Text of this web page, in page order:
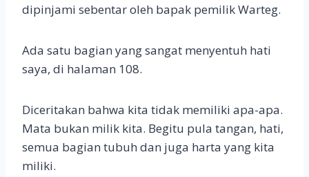
dipinjami sebentar oleh bapak pemilik Warteg.
Ada satu bagian yang sangat menyentuh hati
saya, di halaman 108.
Diceritakan bahwa kita tidak memiliki apa-apa.
Mata bukan milik kita. Begitu pula tangan, hati,
semua bagian tubuh dan juga harta yang kita
miliki.